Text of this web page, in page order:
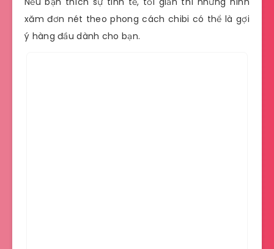
xăm đơn nét theo phong cách chibi có thể là gợi
ý hàng đầu dành cho bạn.